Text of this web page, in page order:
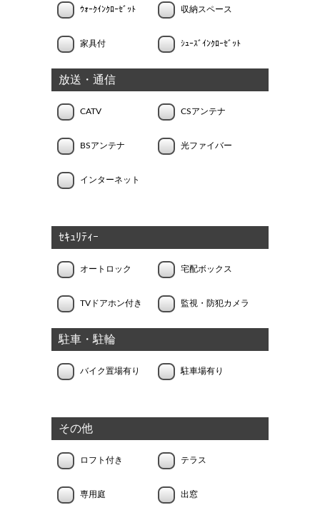
ｳｫｰｸｲﾝｸﾛｰｾﾞｯﾄ 収納スペース
家具付 ｼｭｰｽﾞｲﾝｸﾛｰｾﾞｯﾄ
放送・通信
CATV CSアンテナ
BSアンテナ 光ファイバー
インターネット
ｾｷｭﾘﾃｨｰ
オートロック 宅配ボックス
TVドアホン付き 監視・防犯カメラ
駐車・駐輪
バイク置場有り 駐車場有り
その他
ロフト付き テラス
専用庭 出窓